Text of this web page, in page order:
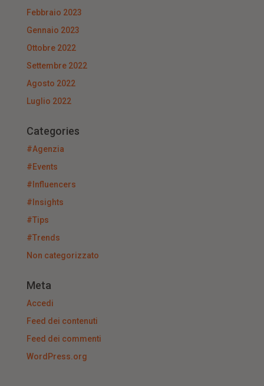
Febbraio 2023
Gennaio 2023
Ottobre 2022
Settembre 2022
Agosto 2022
Luglio 2022
Categories
#Agenzia
#Events
#Influencers
#Insights
#Tips
#Trends
Non categorizzato
Meta
Accedi
Feed dei contenuti
Feed dei commenti
WordPress.org